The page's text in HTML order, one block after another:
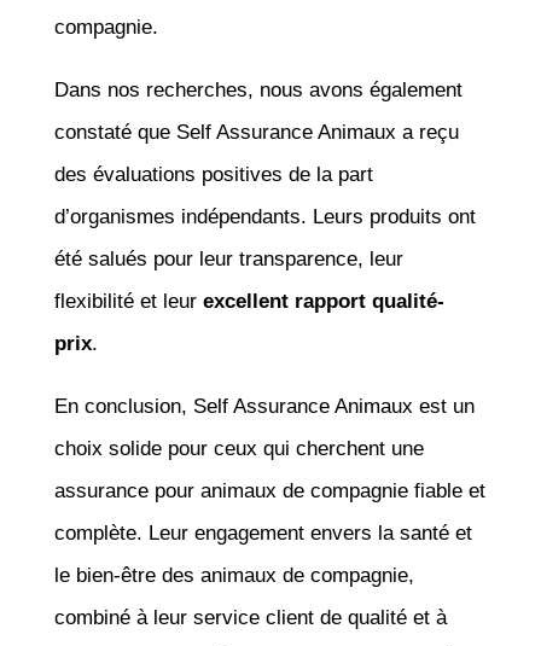
compagnie.
Dans nos recherches, nous avons également
constaté que Self Assurance Animaux a reçu
des évaluations positives de la part
d’organismes indépendants. Leurs produits ont
été salués pour leur transparence, leur
flexibilité et leurexcellent rapport qualité-
prix.
En conclusion, Self Assurance Animaux est un
choix solide pour ceux qui cherchent une
assurance pour animaux de compagnie fiable et
complète. Leur engagement envers la santé et
le bien-être des animaux de compagnie,
combiné à leur service client de qualité et à